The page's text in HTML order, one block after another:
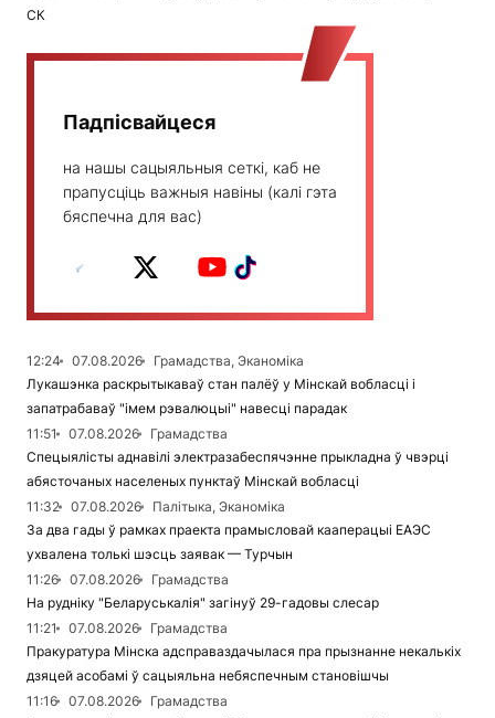
СК
Падпісвайцеся
на нашы сацыяльныя сеткі, каб не
прапусціць важныя навіны (калі гэта
бяспечна для вас)
12:24 07.08.2026
Грамадства, Эканоміка
Лукашэнка раскрытыкаваў стан палёў у Мінскай вобласці і
запатрабаваў "імем рэвалюцыі" навесці парадак
11:51
07.08.2026
Грамадства
Спецыялісты аднавілі электразабеспячэнне прыкладна ў чвэрці
абясточаных населеных пунктаў Мінскай вобласці
11:32
07.08.2026
Палітыка, Эканоміка
За два гады ў рамках праекта прамысловай кааперацыі ЕАЭС
ухвалена толькі шэсць заявак — Турчын
11:26
07.08.2026
Грамадства
На рудніку "Беларуськалія" загінуў 29-гадовы слесар
11:21
07.08.2026
Грамадства
Пракуратура Мінска адсправаздачылася пра прызнанне некалькіх
дзяцей асобамі ў сацыяльна небяспечным становішчы
11:16
07.08.2026
Грамадства